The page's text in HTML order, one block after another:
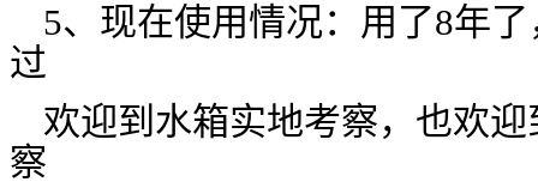
5、现在使用情况：用了8年
过
欢迎到水箱实地考察，也欢迎
察